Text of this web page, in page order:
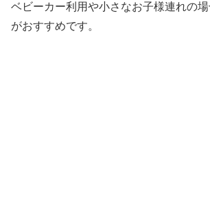
ベビーカー利用や小さなお子様連れの
がおすすめです。